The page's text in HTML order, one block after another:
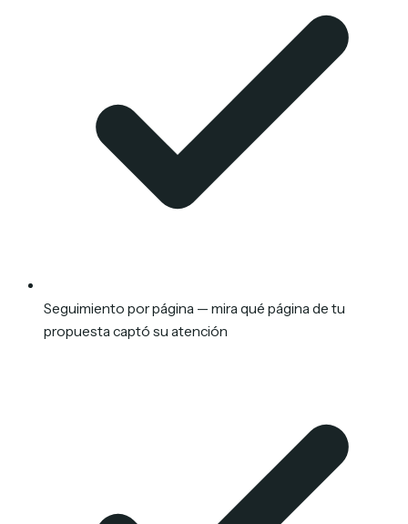
Seguimiento por página — mira qué página de tu
propuesta captó su atención